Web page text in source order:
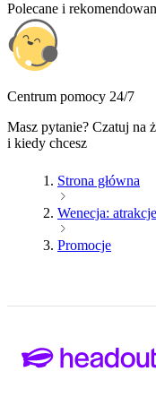
Polecane i
Centrum pomocy 24/7
Masz pytanie? Czatuj na
i kiedy chcesz
Strona główna
Wenecja: atrakcje
Promocje